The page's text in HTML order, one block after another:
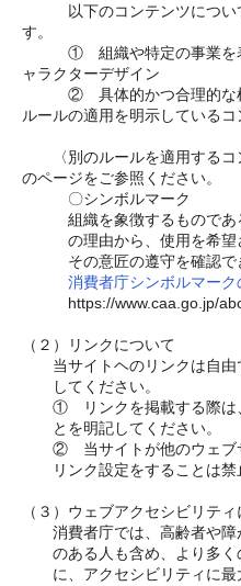
以下のコンテンツについて
す。
①　組織や特定の事業を表
ャラクターデザイン
②　具体的かつ合理的な根
ルールの適用を明示しているコ
〈別のルールを適用するコ
のページをご参照ください。
〇シンボルマーク
組織を象徴するもので
の理由から、使用を希
その意匠の遵守を確認で
消費者庁シンボルマー
https://www.caa.go.jp/
（２）リンクについて
当サイトヘのリンクは自
してください。
①　リンクを掲載する際は
とを明記してください。
②　当サイトが他のウェブ
リンク設定をすることは禁
（３）ウェブアクセシビリテ
消費者庁では、高齢者や
のある人も含め、より多
に、アクセシビリティに